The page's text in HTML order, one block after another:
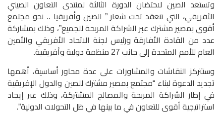
وتستعد الصين لاحتضان الدورة الثالثة لمنتدى التعاون الصيني
الأفريقي، التي تنعقد تحت شعار ” الصين وأفريقيا .. نحو مجتمع
أقوى بمصير مشترك عبر الشراكة المربحة للجميع”، وذلك بمشاركة
عدد من القادة الأفارقة ورئيس لجنة الاتحاد الأفريقي والأمين
العام للأمم المتحدة إلى جانب 27 منظمة دولية وأفريقية.
وستتركز النقاشات والمشاورات على عدة محاور أساسية، أهمها
تجديد الدعوة لبناء “مجتمع بمصير مشترك للصين والدول الإفريقية
في إطار الشراكة المربحة والمصالح المشتركة، وذلك عبر إيجاد
استراتيجية أقوى للتعاون في ما بينها في ظل التحولات الدولية”.